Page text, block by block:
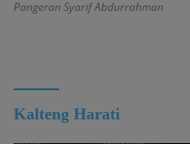
Pangeran Syarif Abdurrahman
Kalteng Harati